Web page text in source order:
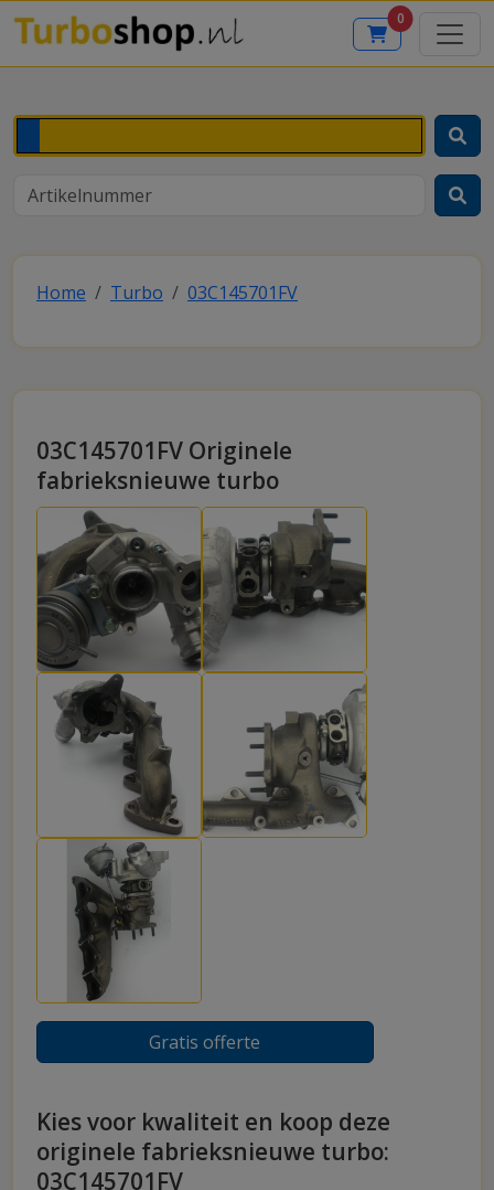
0
Home Turbo 03C145701FV
03C145701FV Originele
fabrieksnieuwe turbo
Gratis offerte
Kies voor kwaliteit en koop deze
originele fabrieksnieuwe turbo:
03C145701FV